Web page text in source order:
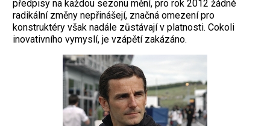
předpisy na každou sezonu mění, pro rok 2012 žádné
radikální změny nepřinášejí, značná omezení pro
konstruktéry však nadále zůstávají v platnosti. Cokoli
inovativního vymyslí, je vzápětí zakázáno.